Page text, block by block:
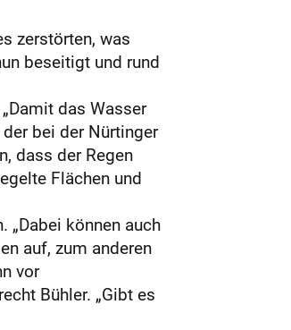
zerstörten, was
beseitigt und rund
das Wasser
bei der Nürtinger
dass der Regen
Flächen und
können auch
auf, zum anderen
vor
Bühler. „Gibt es